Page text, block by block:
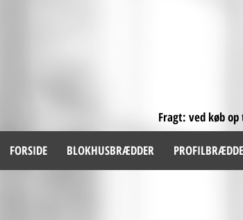
Fragt: ved køb
FORSIDE BLOKHUSBRÆDDER